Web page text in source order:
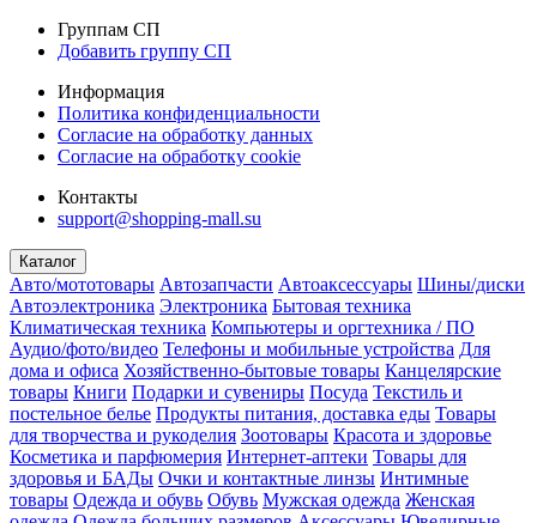
Группам СП
Добавить группу СП
Информация
Политика конфиденциальности
Согласие на обработку данных
Согласие на обработку cookie
Контакты
support@shopping-mall.su
Каталог
Авто/мототовары Автозапчасти Автоаксессуары Шины/диски
Автоэлектроника Электроника Бытовая техника
Климатическая техника Компьютеры и оргтехника / ПО
Аудио/фото/видео Телефоны и мобильные устройства Для
дома и офиса Хозяйственно-бытовые товары Канцелярские
товары Книги Подарки и сувениры Посуда Текстиль и
постельное белье Продукты питания, доставка еды Товары
для творчества и рукоделия Зоотовары Красота и здоровье
Косметика и парфюмерия Интернет-аптеки Товары для
здоровья и БАДы Очки и контактные линзы Интимные
товары Одежда и обувь Обувь Мужская одежда Женская